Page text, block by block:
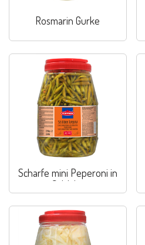
Rosmarin Gurke
Scharfe mini Peperoni in
Salzlake